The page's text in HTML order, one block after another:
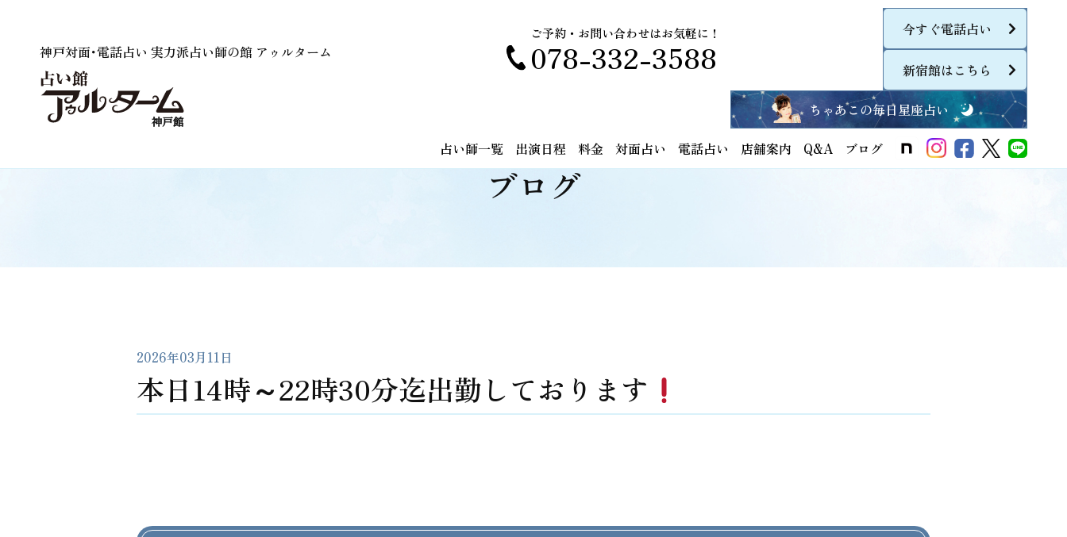
神戸対面･電話占い 実力派占い師の館 アゥルターム
ご予約・お問い合わせはお気軽に！
078-332-3588
今すぐ電話占い
新宿館はこちら
ちゃあこの毎日星座占い
占い師一覧 出演日程 料金 対面占い 電話占い 店舗案内 Q&A ブログ
ブログ
2026年03月11日
本日14時～22時30分迄出勤しております